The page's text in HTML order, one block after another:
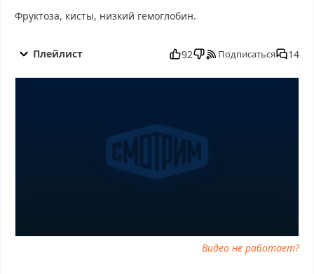
Фруктоза, кисты, низкий гемоглобин.
О самом главном от 05.11.2025 смотреть онлайн, О самом
главном от 05.11.2025 последний выпуск, О самом главном от
главном от 05.11.2025 прямо сейчас, О самом главном от
05.11.2025 телепередача, прямой эфир О самом главном от
05.11.2025 онлайн бесплатно, программа О самом главном от
05.11.2025, смотреть О самом главном от 05.11.2025 онлайн,
Плейлист 92 Подписаться 14
Видео не работает?